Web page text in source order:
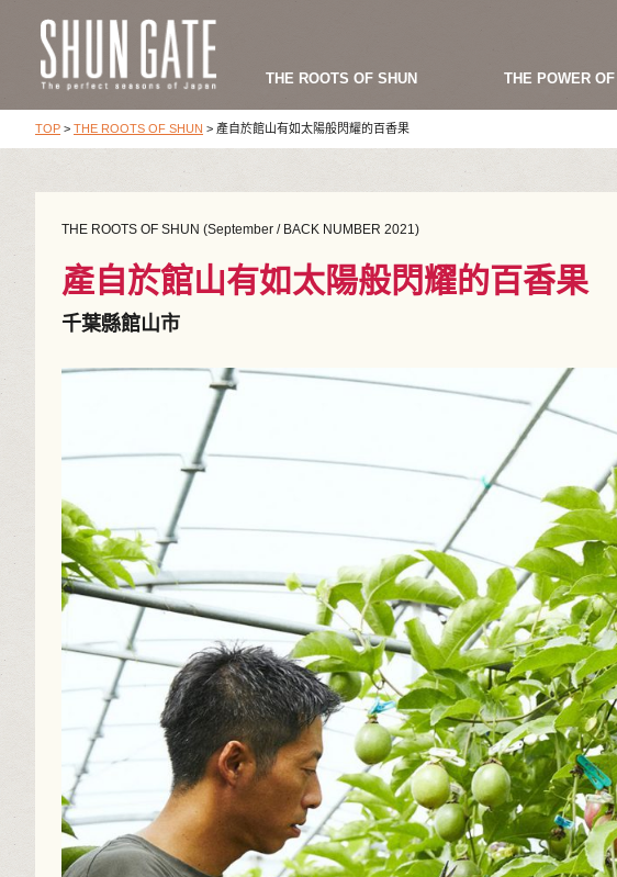
THE ROOTS OF SHUN THE POWER
TOP > THE ROOTS OF SHUN > 產自於館山有如太陽般閃耀的百香果
THE ROOTS OF SHUN (September / BACK NUMBER 2021)
產自於館山有如太陽般閃耀的百香果
千葉縣館山市